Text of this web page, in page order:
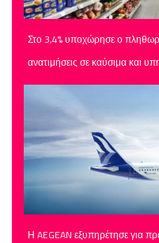
Στο 3,4% υποχώρησε ο
ανατιμήσεις σε καύσιμα και
Η AEGEAN εξυπηρέτησε για